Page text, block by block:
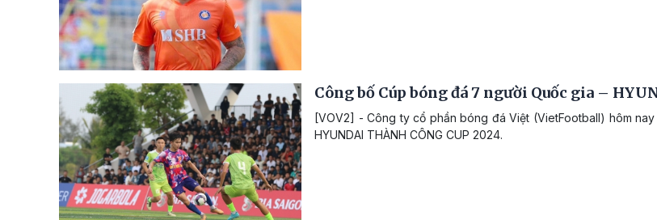
Công bố Cúp bóng đá 7 người Quốc gia –
[VOV2] - Công ty cổ phần bóng đá Việt (VietFootball) hôm
HYUNDAI THÀNH CÔNG CUP 2024.